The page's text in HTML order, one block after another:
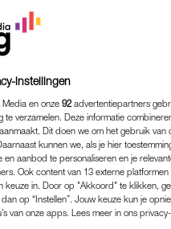
MEDIA|
instellingen
en onze 92 advertentiepartners
te verzamelen. Deze informatie
Dit doen we om het gebruik
kunnen we, als je hier
en aanbod te personaliseren en je
Ook content van 13 externe
keuze in. Door op "Akkoord" te klikken,
op “Instellen”. Jouw keuze kun je
van onze apps. Lees meer in ons